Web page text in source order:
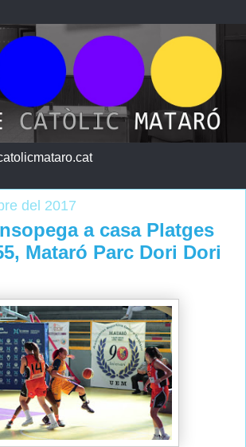
del 2017
a casa Platges
Mataró Parc Dori Dori